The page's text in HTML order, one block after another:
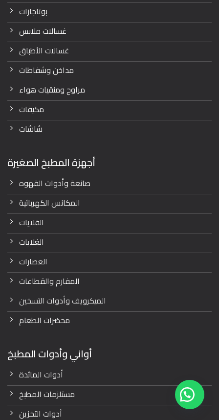
بوتاجازات
غسالات ملابس
غسالات الأطباق
مداخن وشفاطات
مراوح ومنقيات هواء
مكيفات
شاشات
أجهزة المطبخ الصغيرة
صانعة وأدوات القهوه
المكانس الكهربائية
القلايات
الغلايات
العصارات
المفارم والقطاعات
الميكرويف وأدوات التسخين
محضرات الطعام
أواني وأدوات المطبخ
أدوات المائدة
مستلزمات المطبخ
أدوات التخزين